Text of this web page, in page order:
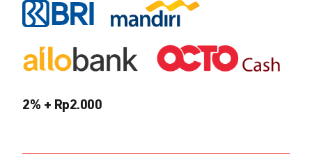
2% + Rp2.000